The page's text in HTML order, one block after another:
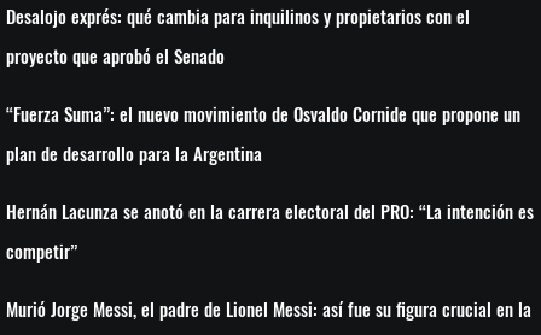
Desalojo exprés: qué cambia para inquilinos y propietarios con el
proyecto que aprobó el Senado
“Fuerza Suma”: el nuevo movimiento de Osvaldo Cornide que propone un
plan de desarrollo para la Argentina
Hernán Lacunza se anotó en la carrera electoral del PRO: “La intención es
competir”
Murió Jorge Messi, el padre de Lionel Messi: así fue su figura crucial en la